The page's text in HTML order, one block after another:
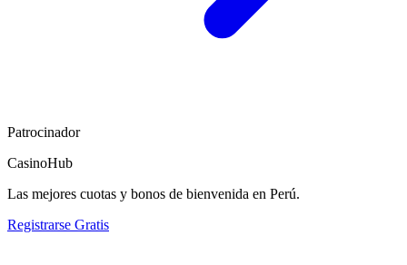
Patrocinador
CasinoHub
Las mejores cuotas y bonos de bienvenida en Perú.
Registrarse Gratis